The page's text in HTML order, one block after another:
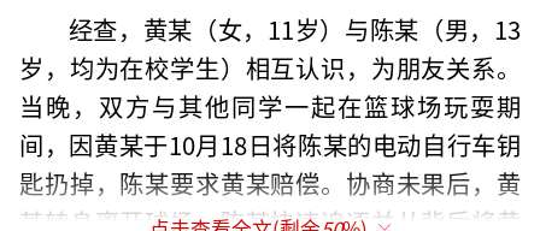
经查，黄某（女，11岁）与陈某（男，13
岁，均为在校学生）相互认识，为朋友关系。
当晚，双方与其他同学一起在篮球场玩耍期
间，因黄某于10月18日将陈某的电动自行车钥
匙扔掉，陈某要求黄某赔偿。协商未果后，黄
某转身离开球场，陈某快速追逐并从背后将黄